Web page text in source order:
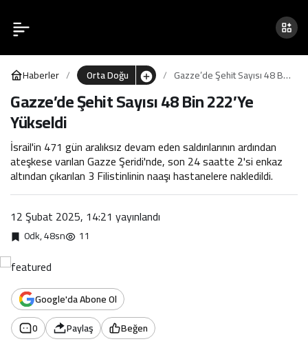
Haberler Orta Doğu
Gazze’de Şehit Sayısı 48 Bin
222’Ye Yükseldi
Gazze’de Şehit Sayısı 48 Bin 222’Ye
Yükseldi
İsrail'in 471 gün aralıksız devam eden saldırılarının ardından
ateşkese varılan Gazze Şeridi'nde, son 24 saatte 2'si enkaz
altından çıkarılan 3 Filistinlinin naaşı hastanelere nakledildi.
12 Şubat 2025, 14:21 yayınlandı
0dk, 48sn 11
Google'da Abone Ol
0
Paylaş Beğen
Gazze’de Şehit Sayısı 48
Bin 222’Ye Yükseldi
0